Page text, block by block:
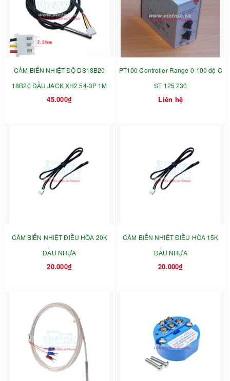
CẢM BIẾN NHIỆT ĐỘ DS18B20
18B20 ĐẦU JACK XH2.54-3P 1M
45.000₫
PT100 Controller Range 0-100 độ C
ST 125 230
Liên hệ
CẢM BIẾN NHIỆT ĐIỀU HÒA 20K
ĐẦU NHỰA
20.000₫
CẢM BIẾN NHIỆT ĐIỀU HÒA 15K
ĐẦU NHỰA
20.000₫